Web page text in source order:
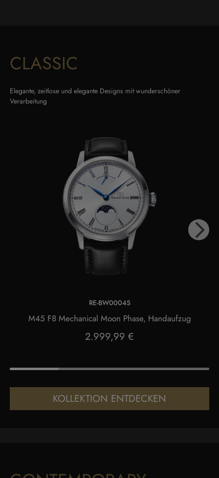
CLASSIC
Elegante, zeitlose und elegante Designs mit wunderschöner
Verarbeitung
RE-BW0004S
M45 F8 Mechanical Moon Phase, Handaufzug
2.999,99 €
KOLLEKTION ENTDECKEN